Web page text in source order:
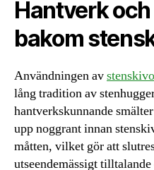
Hantverk
bakom
Användningen av
lång tradition av
hantverkskunnande
upp noggrant innan
måtten, vilket gör att
utseendemässigt